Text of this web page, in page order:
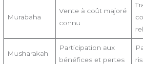
Murabaha
Vente à coût majoré
connu
Musharakah
Participation aux
bénéfices et pertes